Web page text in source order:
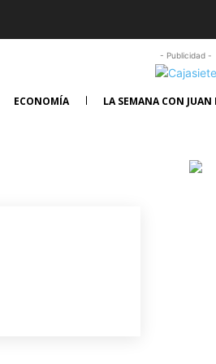
- Publicidad -
ECONOMÍA LA SEMANA CON JUAN